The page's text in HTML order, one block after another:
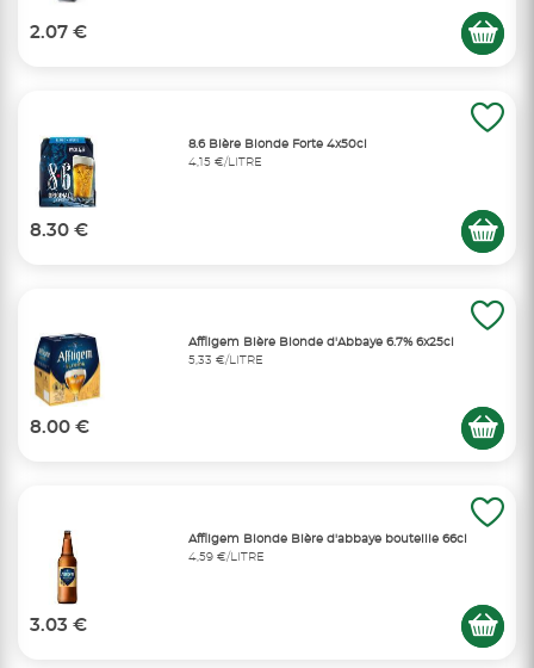
2.07 €
8.6 Bière Blonde Forte 4x50cl
4,15 €/LITRE
8.30 €
Affligem Bière Blonde d'Abbaye 6.7% 6x25cl
5,33 €/LITRE
8.00 €
Affligem Blonde Bière d'abbaye bouteille 66cl
4,59 €/LITRE
3.03 €